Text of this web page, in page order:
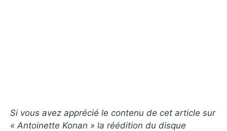
Si vous avez apprécié le contenu de cet article sur
« Antoinette Konan » la réédition du disque